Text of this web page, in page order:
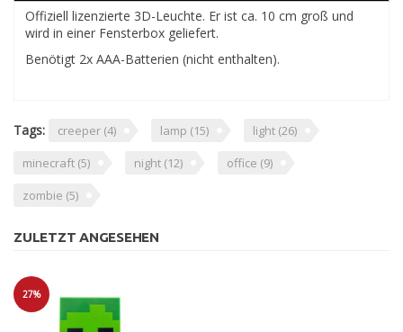
Offiziell lizenzierte 3D-Leuchte. Er ist ca. 10 cm groß und
wird in einer Fensterbox geliefert.
Benötigt 2x AAA-Batterien (nicht enthalten).
Tags: creeper (4) lamp (15) light (26)
minecraft (5) night (12) office (9)
zombie (5)
ZULETZT ANGESEHEN
27%